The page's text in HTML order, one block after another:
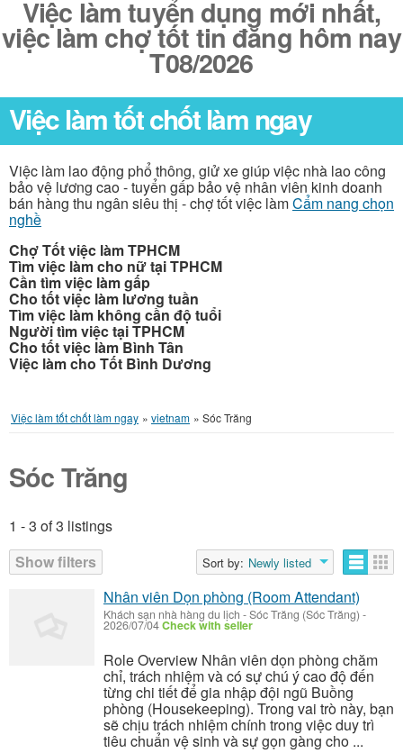
Việc làm tuyển dụng mới nhất,
việc làm chợ tốt tin đăng hôm nay
T08/2026
Việc làm tốt chốt làm ngay
Việc làm lao động phổ thông, giử xe giúp việc nhà lao công
bảo vệ lương cao - tuyển gấp bảo vệ nhân viên kinh doanh
bán hàng thu ngân siêu thị - chợ tốt việc làmCẩm nang chọn
nghề
Chợ Tốt việc làm TPHCM
Tìm việc làm cho nữ tại TPHCM
Cần tìm việc làm gấp
Cho tốt việc làm lương tuần
Tìm việc làm không cần độ tuổi
Người tìm việc tại TPHCM
Cho tốt việc làm Bình Tân
Việc làm cho Tốt Bình Dương
Việc làm tốt chốt làm ngay » vietnam » Sóc Trăng
Sóc Trăng
1 - 3 of 3 listings
Show filters
Sort by: Newly listed
Listings
Nhân viên Dọn phòng (Room Attendant)
Khách sạn nhà hàng du lịch -Sóc Trăng (Sóc Trăng) -
2026/07/04Check with seller
Role Overview Nhân viên dọn phòng chăm
chỉ, trách nhiệm và có sự chú ý cao độ đến
từng chi tiết để gia nhập đội ngũ Buồng
phòng (Housekeeping). Trong vai trò này, bạn
sẽ chịu trách nhiệm chính trong việc duy trì
tiêu chuẩn vệ sinh và sự gọn gàng cho ...